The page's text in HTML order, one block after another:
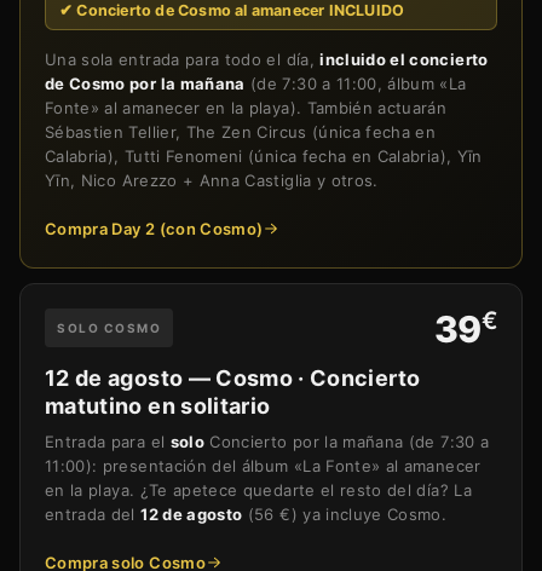
✔ Concierto de Cosmo al amanecer INCLUIDO
Una sola entrada para todo el día,incluido el concierto
de Cosmo por la mañana (de 7:30 a 11:00, álbum «La
Fonte» al amanecer en la playa). También actuarán
Sébastien Tellier, The Zen Circus (única fecha en
Calabria), Tutti Fenomeni (única fecha en Calabria), Yīn
Yīn, Nico Arezzo + Anna Castiglia y otros.
Compra Day 2 (con Cosmo)
SOLO COSMO 39€
12 de agosto — Cosmo · Concierto
matutino en solitario
Entrada para el solo Concierto por la mañana (de 7:30 a
11:00): presentación del álbum «La Fonte» al amanecer
en la playa. ¿Te apetece quedarte el resto del día? La
entrada del12 de agosto (56 €) ya incluye Cosmo.
Compra solo Cosmo